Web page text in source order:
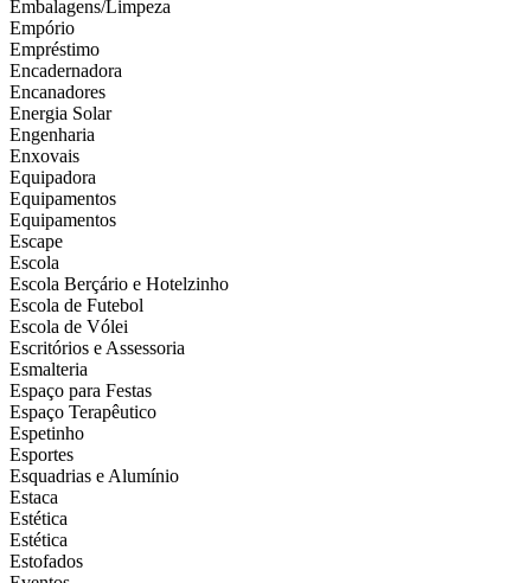
Embalagens/Limpeza
Empório
Empréstimo
Encadernadora
Encanadores
Energia Solar
Engenharia
Enxovais
Equipadora
Equipamentos
Equipamentos
Escape
Escola
Escola Berçário e Hotelzinho
Escola de Futebol
Escola de Vólei
Escritórios e Assessoria
Esmalteria
Espaço para Festas
Espaço Terapêutico
Espetinho
Esportes
Esquadrias e Alumínio
Estaca
Estética
Estética
Estofados